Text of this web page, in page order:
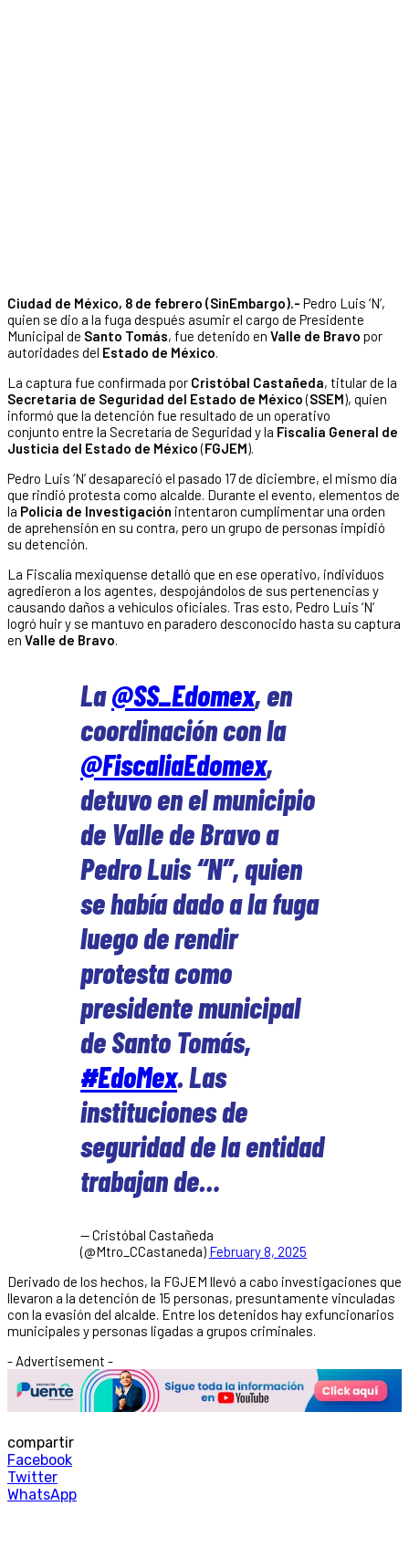
Ciudad de México, 8 de febrero (SinEmbargo).- Pedro Luis ‘N’,
quien se dio a la fuga después asumir el cargo de Presidente
Municipal de Santo Tomás, fue detenido en Valle de Bravo por
autoridades del Estado de México.
La captura fue confirmada por Cristóbal Castañeda, titular de la
Secretaría de Seguridad del Estado de México(SSEM), quien
informó que la detención fue resultado de un operativo
conjunto entre la Secretaría de Seguridad y la Fiscalía General de
Justicia del Estado de México(FGJEM).
Pedro Luis ‘N’ desapareció el pasado 17 de diciembre, el mismo día
que rindió protesta como alcalde. Durante el evento, elementos de
la Policía de Investigación intentaron cumplimentar una orden
de aprehensión en su contra, pero un grupo de personas impidió
su detención.
La Fiscalía mexiquense detalló que en ese operativo, individuos
agredieron a los agentes, despojándolos de sus pertenencias y
causando daños a vehículos oficiales. Tras esto, Pedro Luis ‘N’
logró huir y se mantuvo en paradero desconocido hasta su captura
en Valle de Bravo.
La@SS_Edomex, en
coordinación con la
@FiscaliaEdomex,
detuvo en el municipio
de Valle de Bravo a
Pedro Luis “N”, quien
se había dado a la fuga
luego de rendir
protesta como
presidente municipal
de Santo Tomás,
#EdoMex. Las
instituciones de
seguridad de la entidad
trabajan de…
— Cristóbal Castañeda
(@Mtro_CCastaneda) February 8, 2025
Derivado de los hechos, la FGJEM llevó a cabo investigaciones que
llevaron a la detención de 15 personas, presuntamente vinculadas
con la evasión del alcalde. Entre los detenidos hay exfuncionarios
municipales y personas ligadas a grupos criminales.
- Advertisement -
compartir
Facebook
Twitter
WhatsApp